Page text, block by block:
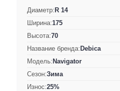
Диаметр:R 14
Ширина:175
Высота:70
Название бренда:Debica
Модель:Navigator
Сезон:Зима
Износ:25%